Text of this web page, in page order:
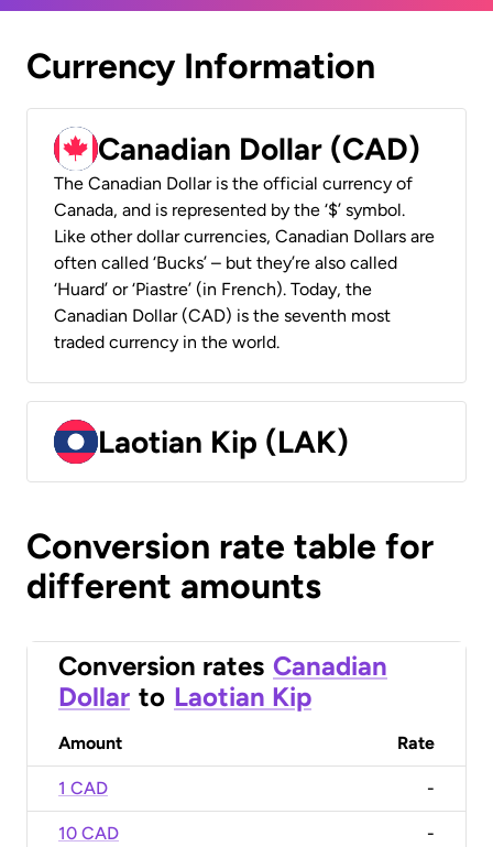
Currency Information
Canadian Dollar (CAD)
The Canadian Dollar is the official currency of
Canada, and is represented by the ‘$’ symbol.
Like other dollar currencies, Canadian Dollars are
often called ‘Bucks’ – but they’re also called
‘Huard’ or ‘Piastre’ (in French). Today, the
Canadian Dollar (CAD) is the seventh most
traded currency in the world.
Laotian Kip (LAK)
Conversion rate table for
different amounts
Conversion rates Canadian
Dollar to Laotian Kip
Amount Rate
1 CAD -
10 CAD -